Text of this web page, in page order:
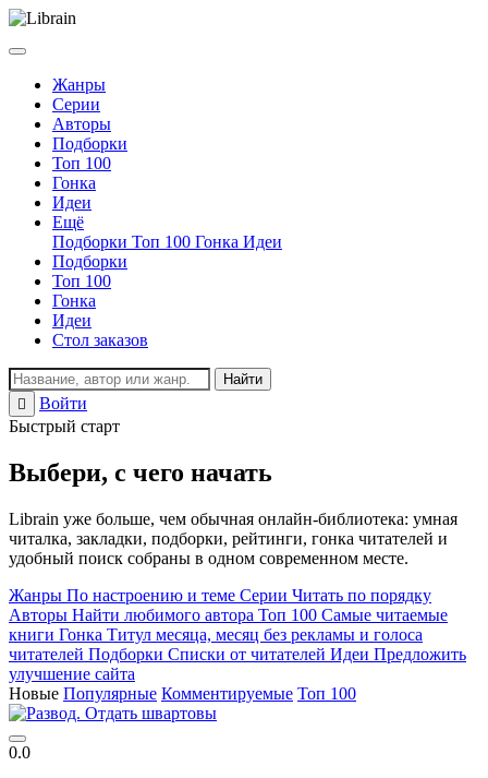
Жанры
Серии
Авторы
Подборки
Топ 100
Гонка
Идеи
Ещё
Подборки Топ 100 Гонка Идеи
Подборки
Топ 100
Гонка
Идеи
Стол заказов
Найти
Войти
Быстрый старт
Выбери, с чего начать
Librain уже больше, чем обычная онлайн-библиотека: умная
читалка, закладки, подборки, рейтинги, гонка читателей и
удобный поиск собраны в одном современном месте.
Жанры По настроению и теме Серии Читать по порядку
Авторы Найти любимого автора Топ 100 Самые читаемые
книги Гонка Титул месяца, месяц без рекламы и голоса
читателей Подборки Списки от читателей Идеи Предложить
улучшение сайта
Новые Популярные Комментируемые Топ 100
0.0